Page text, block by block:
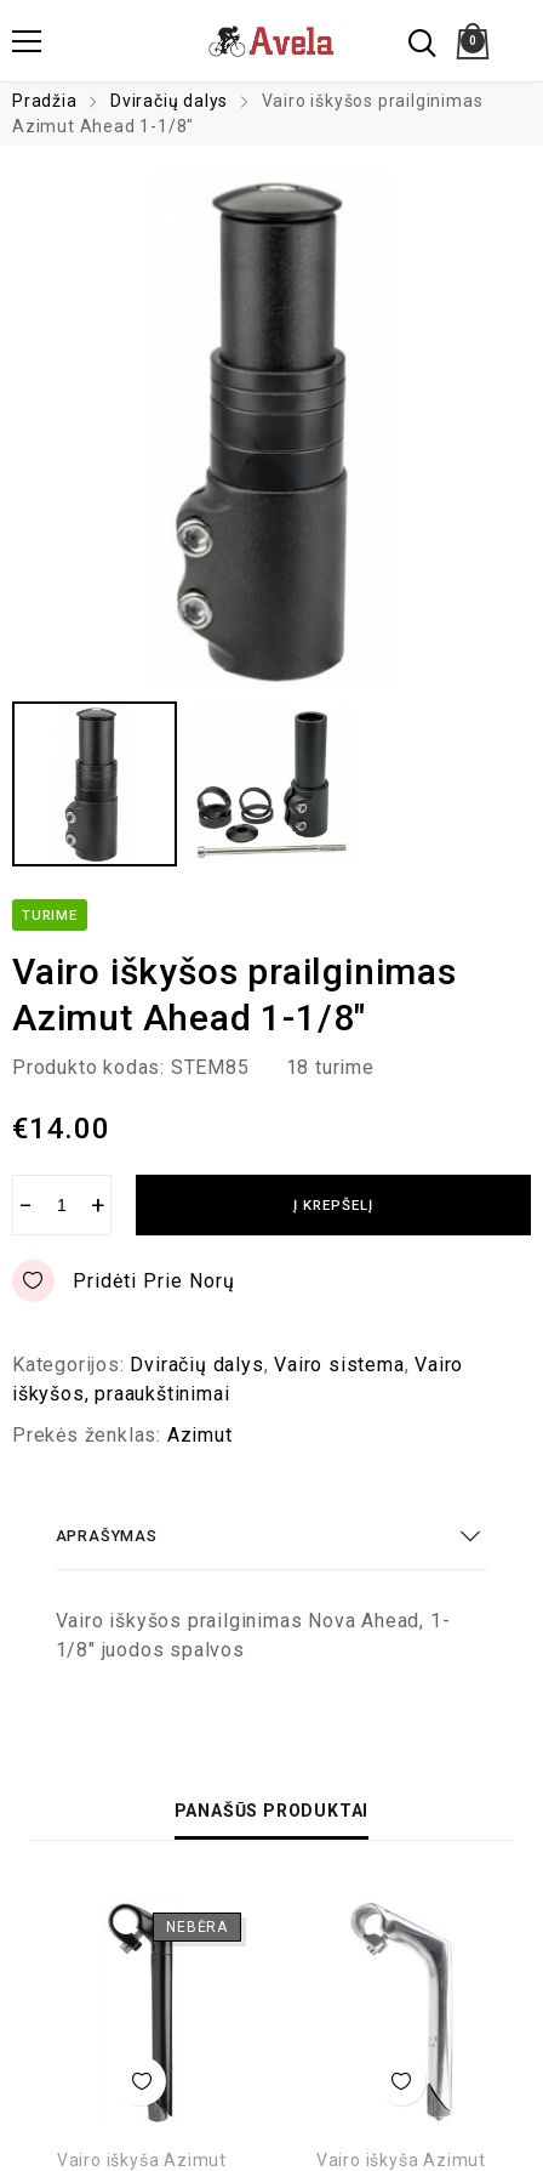
0
Pradžia Dviračių dalys
Vairo iškyšos prailginimas
Azimut Ahead 1-1/8″
TURIME
Vairo iškyšos prailginimas
Azimut Ahead 1-1/8″
Produkto kodas: STEM85 18 turime
€14.00
− + Į KREPŠELĮ
Pridėti Prie Norų
Kategorijos: Dviračių dalys,Vairo sistema,Vairo
iškyšos, praaukštinimai
Prekės ženklas: Azimut
APRAŠYMAS
Vairo iškyšos prailginimas Nova Ahead, 1-
1/8″ juodos spalvos
PANAŠŪS PRODUKTAI
NEBĖRA
Vairo iškyša Azimut
Vairo iškyša Azimut